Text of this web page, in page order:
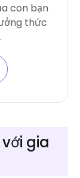
con bạn
thức
gia